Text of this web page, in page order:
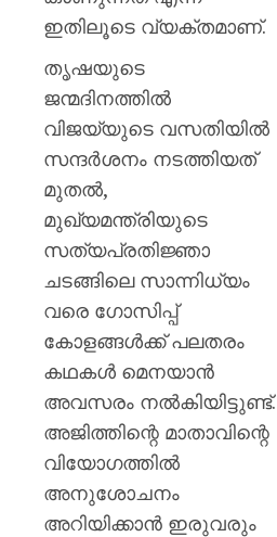
ഇതിലൂടെ വ്യക്തമാണ്.
തൃഷയുടെ
ജന്മദിനത്തിൽ
വിജയ്‌യുടെ വസതിയിൽ
സന്ദർശനം നടത്തിയത്
മുതൽ,
മുഖ്യമന്ത്രിയുടെ
സത്യപ്രതിജ്ഞാ
ചടങ്ങിലെ സാന്നിധ്യം
വരെ ഗോസിപ്പ്
കോളങ്ങൾക്ക് പലതരം
കഥകൾ മെനയാൻ
അവസരം നൽകിയിട്ടുണ്ട്.
അജിത്തിന്റെ മാതാവിന്റെ
വിയോഗത്തിൽ
അനുശോചനം
അറിയിക്കാൻ ഇരുവരും